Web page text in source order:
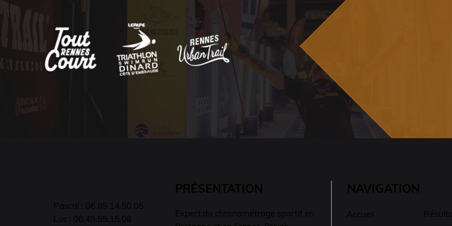
Pascal : 06.89.14.50.05
Luc : 06.49.55.15.08
PRÉSENTATION
Expert du chronométrage sportif en
NAVIGATION
Accueil